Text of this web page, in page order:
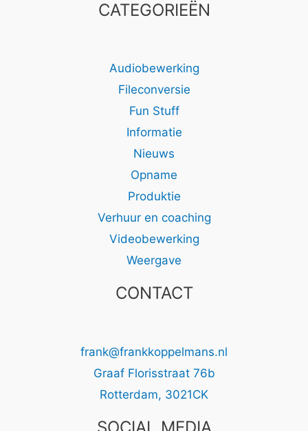
CATEGORIEËN
Audiobewerking
Fileconversie
Fun Stuff
Informatie
Nieuws
Opname
Produktie
Verhuur en coaching
Videobewerking
Weergave
CONTACT
frank@frankkoppelmans.nl
Graaf Florisstraat 76b
Rotterdam, 3021CK